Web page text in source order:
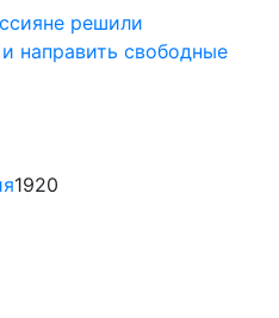
решили
направить свободные
1920